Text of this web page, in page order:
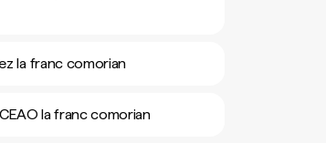
la franc comorian
la franc comorian